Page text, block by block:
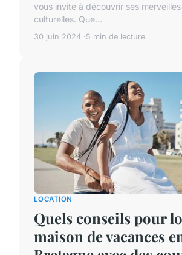
vous invite à découvrir ses
culturelles. Que...
30 juin 2024 5 min de lecture
LOCATION
Quels conseils pour
maison de vacances